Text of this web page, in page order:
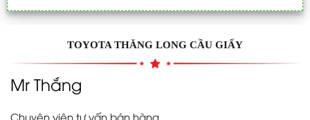
TOYOTA THĂNG LONG CẦU GIẤY
Mr Thắng
Chuyên viên tư vấn bán hàng